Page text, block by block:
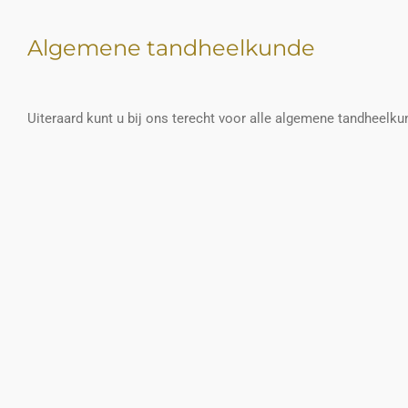
Algemene tandheelkunde
Uiteraard kunt u bij ons terecht voor alle algemene